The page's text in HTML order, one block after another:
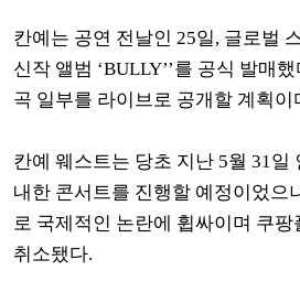
칸예는 공연 전날인 25일, 글로벌
신작 앨범 ‘BULLY’’를 공식 발매
곡 일부를 라이브로 공개할 계획이
칸예 웨스트는 당초 지난 5월 31일
내한 콘서트를 진행할 예정이었으
로 국제적인 논란에 휩싸이며 쿠
취소됐다.